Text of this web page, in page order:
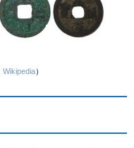
Wikipedia）